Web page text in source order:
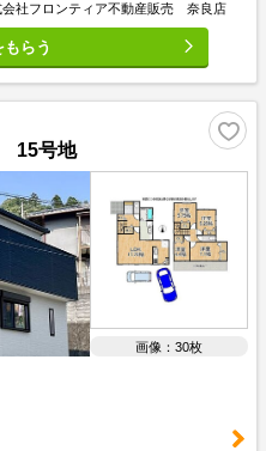
社フロンティア不動産販売 奈良店
もらう
15号地
画像：30枚